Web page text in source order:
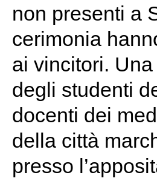
non presenti a
cerimonia
ai vincitori.
degli studenti
docenti dei
della città
presso